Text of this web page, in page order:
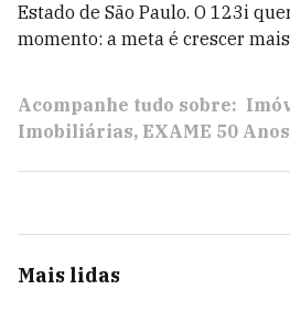
Estado de São Paulo. O 123i
momento: a meta é crescer
Acompanhe tudo sobre:
Imobiliárias EXAME 50 Anos
Mais lidas